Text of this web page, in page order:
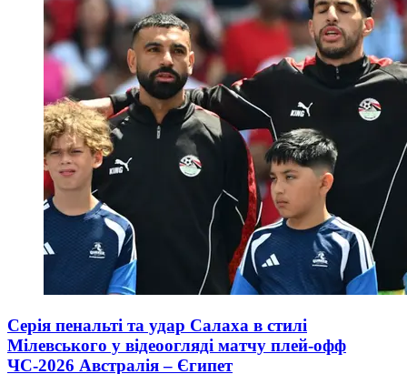
Серія пенальті та удар Салаха в стилі
Мілевського у відеоогляді матчу плей-офф
ЧС-2026 Австралія – Єгипет